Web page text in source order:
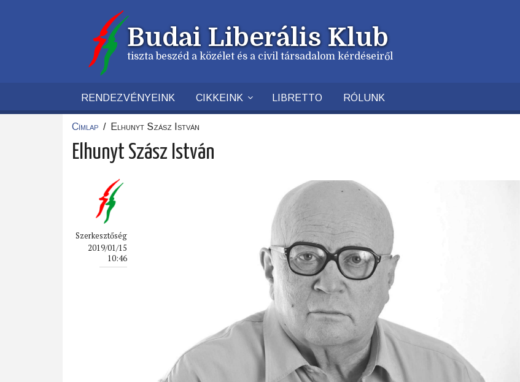
Budai Liberális Klub
tiszta beszéd a közélet és a civil társadalom kérdéseiről
RENDEZVÉNYEINK CIKKEINK LIBRETTO RÓLUNK
Címlap / Elhunyt Szász István
Elhunyt Szász István
Szerkesztőség
2019/01/15
10:46